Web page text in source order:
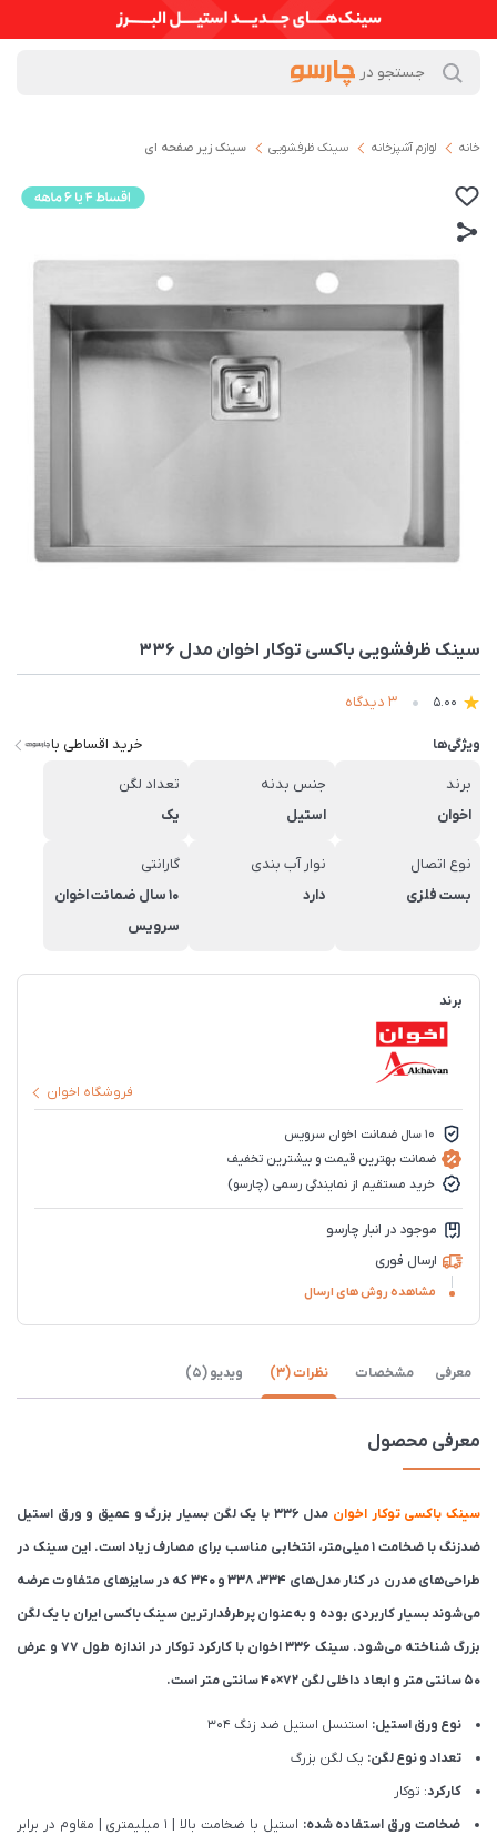
خانه لوازم آشپزخانه سینک ظرفشویی سینک زیر صفحه ای
سینک ظرفشویی باکسی توکار اخوان مدل 336
5.00 3 دیدگاه
ویژگی‌ها خرید اقساطی با
برند
اخوان
جنس بدنه
استیل
تعداد لگن
یک
نوع اتصال
بست فلزی
نوار آب بندی
دارد
گارانتی
10 سال ضمانت اخوان
سرویس
برند
فروشگاه اخوان
10 سال ضمانت اخوان سرویس
ضمانت بهترین قیمت و بیشترین تخفیف
خرید مستقیم از نمایندگی رسمی (چارسو)
موجود در انبار چارسو
ارسال فوری
مشاهده روش های ارسال
معرفی مشخصات نظرات (3) ویدیو (5)
معرفی محصول
سینک باکسی توکار اخوان
مدل 336 با یک لگن بسیار بزرگ و عمیق و ورق استیل
ضدزنگ با ضخامت ۱ میلی‌متر، انتخابی مناسب برای مصارف زیاد است. این سینک در
طراحی‌های مدرن در کنار مدل‌های 334، 338 و 340 که در سایزهای متفاوت عرضه
می‌شوند بسیار کاربردی بوده و به‌عنوان پرطرفدارترین سینک باکسی ایران با یک لگن
بزرگ شناخته می‌شود. سینک 336 اخوان با کارکرد توکار در اندازه طول 77 و عرض
50 سانتی متر و ابعاد داخلی لگن 72×40 سانتی متر است.
نوع ورق استیل: استنسل استیل ضد زنگ 304
تعداد و نوع لگن: یک لگن بزرگ
کارکرد: توکار
ضخامت ورق استفاده شده:
استیل با ضخامت بالا | 1 میلیمتری | مقاوم در برابر